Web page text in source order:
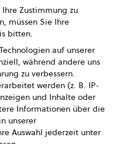
GmbH
Zustimmung zu
müssen Sie Ihre
bitten.
auf unserer
während andere uns
zu verbessern.
werden (z. B. IP-
und Inhalte oder
Informationen über die
unserer
Auswahl jederzeit unter